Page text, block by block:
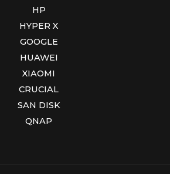
HP
HYPER X
GOOGLE
HUAWEI
XIAOMI
CRUCIAL
SAN DISK
QNAP